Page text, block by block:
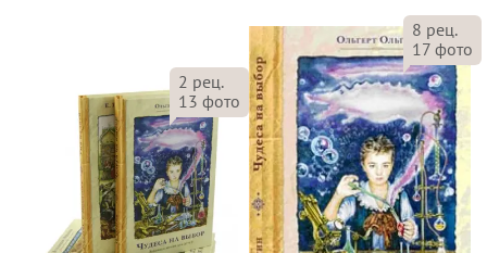
2 рец.
13 фото
8 рец.
17 фото